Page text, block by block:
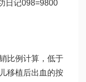
日记098=9800
比例计算，低于
移植后出血 的按